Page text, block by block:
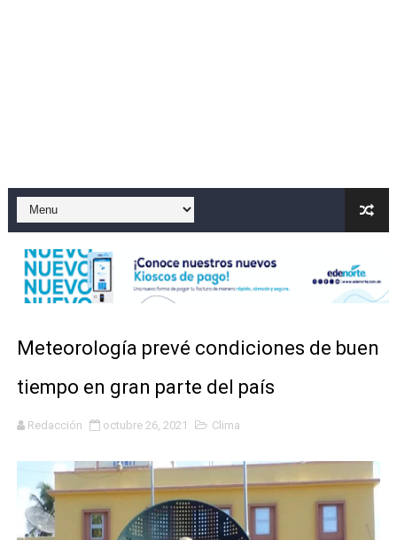
Operativo en Barahona: desmantelan fábrica de
Autoridades indagan muerte de mujer en La Zurza,
Accidente en Verón deja un motorista fallecido y otra
Policía recaptura en Altamira a fugado del CCR San
Coraasan construye parque solar de un megavatio
Meteorología prevé condiciones de buen
tiempo en gran parte del país
Redacción octubre 26, 2021 Clima